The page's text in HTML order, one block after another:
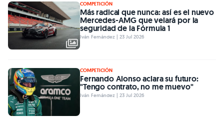
COMPETICIÓN
Más radical que nunca: así es el nuevo
Mercedes-AMG que velará por la
seguridad de la Fórmula 1
Iván Fernández | 23 Jul 2026
COMPETICIÓN
Fernando Alonso aclara su futuro:
"Tengo contrato, no me muevo"
Iván Fernández | 23 Jul 2026